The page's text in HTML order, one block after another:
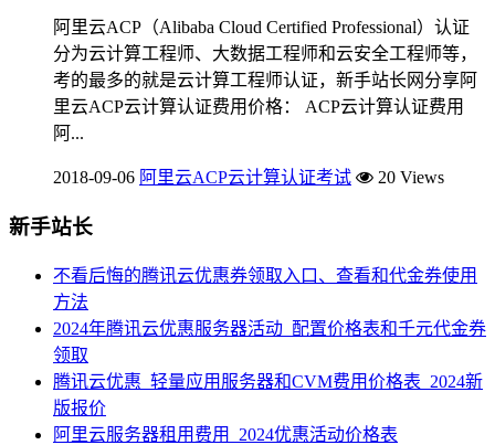
阿里云ACP（Alibaba Cloud Certified Professional）认证
分为云计算工程师、大数据工程师和云安全工程师等，
考的最多的就是云计算工程师认证，新手站长网分享阿
里云ACP云计算认证费用价格： ACP云计算认证费用
阿...
2018-09-06 阿里云ACP云计算认证考试 20 Views
新手站长
不看后悔的腾讯云优惠券领取入口、查看和代金券使用
方法
2024年腾讯云优惠服务器活动_配置价格表和千元代金券
领取
腾讯云优惠_轻量应用服务器和CVM费用价格表_2024新
版报价
阿里云服务器租用费用_2024优惠活动价格表